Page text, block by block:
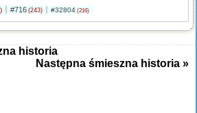
#716 (243) #32804 (216)
historia
Następna śmieszna historia »